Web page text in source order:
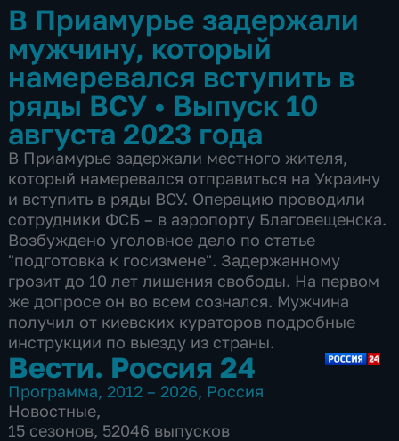
В Приамурье задержали
мужчину, который
намеревался вступить в
ряды ВСУ • Выпуск 10
августа 2023 года
В Приамурье задержали местного жителя,
который намеревался отправиться на Украину
и вступить в ряды ВСУ. Операцию проводили
сотрудники ФСБ – в аэропорту Благовещенска.
Возбуждено уголовное дело по статье
"подготовка к госизмене". Задержанному
грозит до 10 лет лишения свободы. На первом
же допросе он во всем сознался. Мужчина
получил от киевских кураторов подробные
инструкции по выезду из страны.
Вести. Россия 24
Программа, 2012 – 2026, Россия
Новостные,
15 сезонов, 52046 выпусков